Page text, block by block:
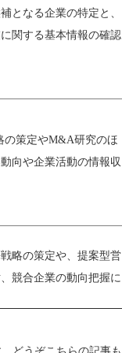
となる企業の特定と、
関する基本情報の確認
の策定やM&A研究のほ
向や企業活動の情報収
略の策定や、提案型営
競合企業の動向把握に